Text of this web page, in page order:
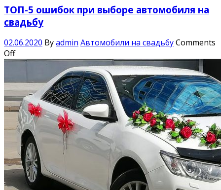
ТОП-5 ошибок при выборе автомобиля на
свадьбу
02.06.2020 Byadmin Автомобили на свадьбуComments
Off